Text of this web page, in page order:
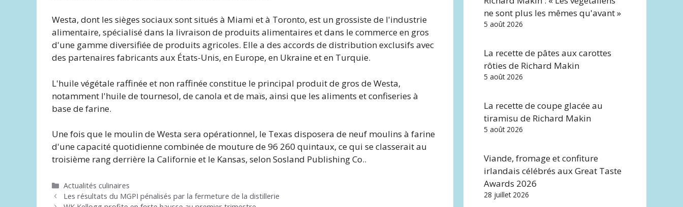
Westa, dont les sièges sociaux sont situés à Miami et à Toronto, est un grossiste de l'industrie
alimentaire, spécialisé dans la livraison de produits alimentaires et dans le commerce en gros
d'une gamme diversifiée de produits agricoles. Elle a des accords de distribution exclusifs avec
des partenaires fabricants aux États-Unis, en Europe, en Ukraine et en Turquie.
L'huile végétale raffinée et non raffinée constitue le principal produit de gros de Westa,
notamment l'huile de tournesol, de canola et de maïs, ainsi que les aliments et confiseries à
base de farine.
Une fois que le moulin de Westa sera opérationnel, le Texas disposera de neuf moulins à farine
d'une capacité quotidienne combinée de mouture de 96 260 quintaux, ce qui se classerait au
troisième rang derrière la Californie et le Kansas, selon Sosland Publishing Co..
Catégories
Actualités culinaires
Les résultats du MGPI pénalisés par la fermeture de la distillerie
ne sont plus les mêmes qu'avant »
5 août 2026
La recette de pâtes aux carottes
rôties de Richard Makin
5 août 2026
La recette de coupe glacée au
tiramisu de Richard Makin
5 août 2026
Viande, fromage et confiture
irlandais célébrés aux Great Taste
Awards 2026
28 juillet 2026